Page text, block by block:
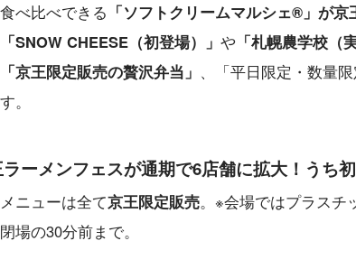
べ比べできる 「ソフトクリームマルシェ®」が
「SNOW CHEESE（初登場）」 や「札幌農学校（
「京王限定販売の贅沢弁当」 、「平日限定・数量
。
ーメンフェスが通期で6店舗に拡大！うち
ニューは全て京王限定販売。※会場ではプラスチ
場の30分前まで。